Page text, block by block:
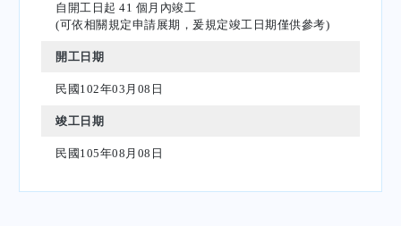
自開工日起 41 個月內竣工
(可依相關規定申請展期，爰規定竣工日期僅供參考)
開工日期
民國102年03月08日
竣工日期
民國105年08月08日